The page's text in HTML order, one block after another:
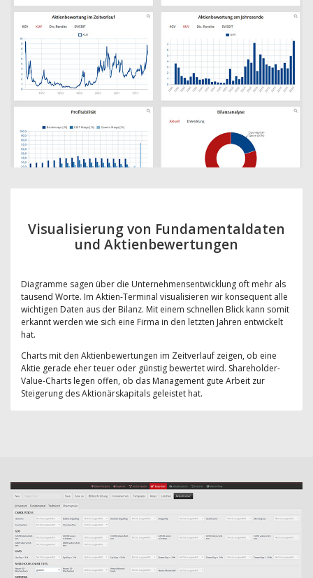
Visualisierung von Fundamentaldaten
und Aktienbewertungen
Diagramme sagen über die Unternehmensentwicklung oft mehr als
tausend Worte. Im Aktien-Terminal visualisieren wir konsequent alle
wichtigen Daten aus der Bilanz. Mit einem schnellen Blick kann somit
erkannt werden wie sich eine Firma in den letzten Jahren entwickelt
hat.
Charts mit den Aktienbewertungen im Zeitverlauf zeigen, ob eine
Aktie gerade eher teuer oder günstig bewertet wird. Shareholder-
Value-Charts legen offen, ob das Management gute Arbeit zur
Steigerung des Aktionärskapitals geleistet hat.